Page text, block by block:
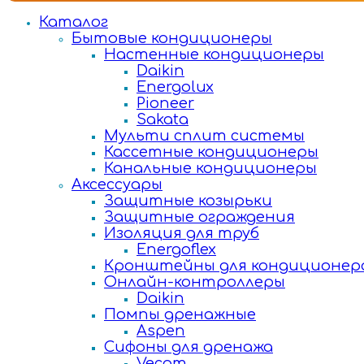
Каталог
Бытовые кондиционеры
Настенные кондиционеры
Daikin
Energolux
Pioneer
Sakata
Мульти сплит системы
Кассетные кондиционеры
Канальные кондиционеры
Аксессуары
Защитные козырьки
Защитные ограждения
Изоляция для труб
Energoflex
Кронштейны для
Онлайн-контроллеры
Daikin
Помпы дренажные
Aspen
Сифоны для дренажа